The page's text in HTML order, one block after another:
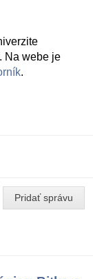
Na webe je
.
Pridať správu